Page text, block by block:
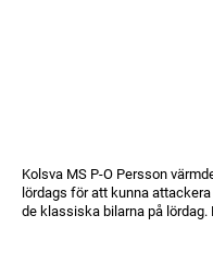
Kolsva MS P-O Persson
lördags för att kunna
de klassiska bilarna på lördag.